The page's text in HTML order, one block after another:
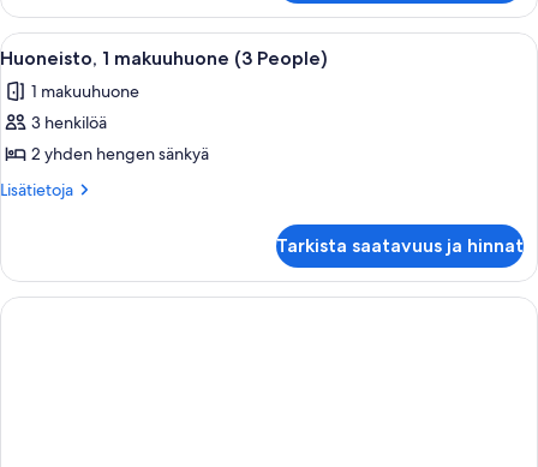
makuuhuone
(2
People)
Avaa
kaikki
huonetyypin
Huoneisto,
1
makuuhuone
kuvat
Moderni hotellihuone, jossa on
6
Huoneisto, 1 makuuhuone (3 People)
1 makuuhuone
3 henkilöä
2 yhden hengen sänkyä
Lisätietoja
Lisätietoja
makuuhuone
(3
People)
Tarkista saatavuus ja hinnat